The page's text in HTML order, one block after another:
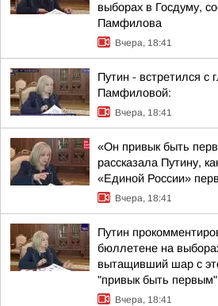
выборах в Госдуму,
Памфилова
Вчера, 18:41
Путин - встретился
Памфиловой:
Вчера, 18:41
«Он привык быть
рассказала Путину,
«Единой России»
Вчера, 18:41
Путин
бюллетене на
вытащивший шар с
"привык быть первым"
Вчера, 18:41